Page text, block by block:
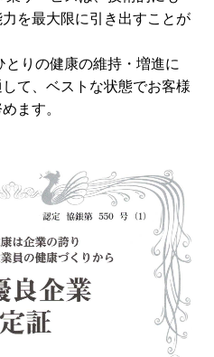
を最大限に引き出すことが
りの健康の維持・増進に
て、ベストな状態でお客様
ます。